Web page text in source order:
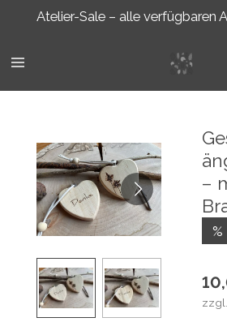
springen
Atelier-Sale – alle verfügbaren
–
%
zzgl.